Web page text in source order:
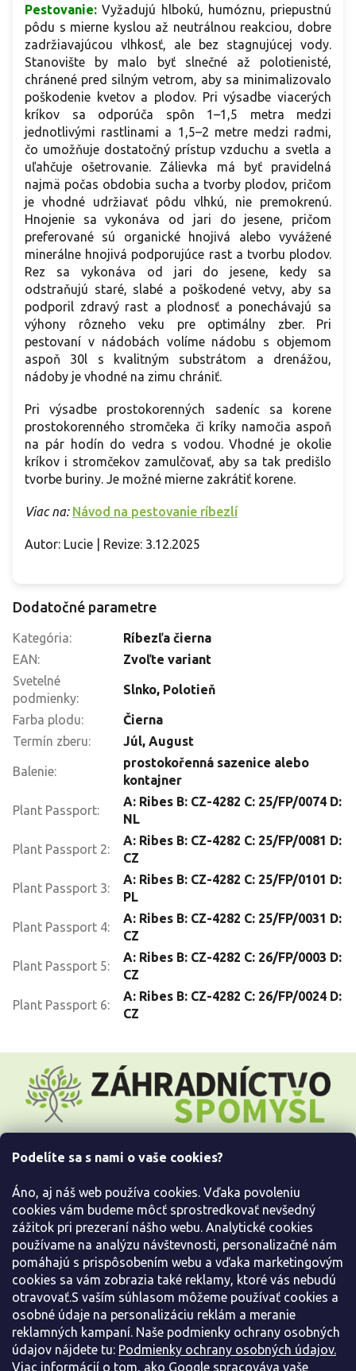
Podelíte sa s nami o vaše cookies?
Áno, aj náš web používa cookies. Vďaka povoleniu
cookies vám budeme môcť sprostredkovať nevšedný
zážitok pri prezeraní nášho webu. Analytické cookies
používame na analýzu návštevnosti, personalizačné nám
pomáhajú s prispôsobením webu a vďaka marketingovým
cookies sa vám zobrazia také reklamy, ktoré vás nebudú
otravovať.S vaším súhlasom môžeme používať cookies a
osobné údaje na personalizáciu reklám a meranie
reklamných kampaní. Naše podmienky ochrany osobných
údajov nájdete tu: Podmienky ochrany osobných údajov.
Viac informácií o tom, ako Google spracováva vaše
Pestovanie: Vyžadujú hlbokú, humóznu, priepustnú
pôdu s mierne kyslou až neutrálnou reakciou, dobre
zadržiavajúcou vlhkosť, ale bez stagnujúcej vody.
Stanovište by malo byť slnečné až polotienisté,
chránené pred silným vetrom, aby sa minimalizovalo
poškodenie kvetov a plodov. Pri výsadbe viacerých
kríkov sa odporúča spôn 1–1,5 metra medzi
jednotlivými rastlinami a 1,5–2 metre medzi radmi,
čo umožňuje dostatočný prístup vzduchu a svetla a
uľahčuje ošetrovanie. Zálievka má byť pravidelná
najmä počas obdobia sucha a tvorby plodov, pričom
je vhodné udržiavať pôdu vlhkú, nie premokrenú.
Hnojenie sa vykonáva od jari do jesene, pričom
preferované sú organické hnojivá alebo vyvážené
minerálne hnojivá podporujúce rast a tvorbu plodov.
Rez sa vykonáva od jari do jesene, kedy sa
odstraňujú staré, slabé a poškodené vetvy, aby sa
podporil zdravý rast a plodnosť a ponechávajú sa
výhony rôzneho veku pre optimálny zber. Pri
pestovaní v nádobách volíme nádobu s objemom
aspoň 30l s kvalitným substrátom a drenážou,
nádoby je vhodné na zimu chrániť.
Pri výsadbe prostokorenných sadeníc sa korene
prostokorenného stromčeka či kríky namočia aspoň
na pár hodín do vedra s vodou. Vhodné je okolie
kríkov i stromčekov zamulčovať, aby sa tak predišlo
tvorbe buriny. Je možné mierne zakrátiť korene.
Viac na: Návod na pestovanie ríbezlí
Autor: Lucie | Revize: 3.12.2025
Dodatočné parametre
Kategória:
Ríbezľa čierna
EAN:
Zvoľte variant
Svetelné
podmienky:
Slnko, Polotieň
Farba plodu:
Čierna
Termín zberu: Júl, August
Balenie:
prostokořenná sazenice alebo
kontajner
Plant Passport:
A: Ribes B: CZ-4282 C: 25/FP/0074 D:
NL
Plant Passport 2:
A: Ribes B: CZ-4282 C: 25/FP/0081 D:
CZ
Plant Passport 3:
A: Ribes B: CZ-4282 C: 25/FP/0101 D:
PL
Plant Passport 4:
A: Ribes B: CZ-4282 C: 25/FP/0031 D:
CZ
Plant Passport 5:
A: Ribes B: CZ-4282 C: 26/FP/0003 D:
CZ
Plant Passport 6:
A: Ribes B: CZ-4282 C: 26/FP/0024 D:
CZ
t
Informácie pre Vás
Kontaktujte nás